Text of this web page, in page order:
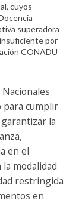
cuyos
superadora
por
CONADU
para cumplir
la
en el
modalidad
restringida
en